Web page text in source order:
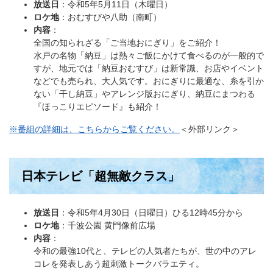
放送日 ：令和5年5月11日（木曜日）
ロケ地：おむすびや八助（南町）
内容 ：
全国の知られざる「ご当地おにぎり」をご紹介！
水戸の名物「納豆」は熱々ご飯にかけて食べるのが一般的で
すが、地元では「納豆おむすび」は新常識、お店やイベント
などでも売られ、大人気です。おにぎりに最適な、糸を引か
ない「干し納豆」やアレンジ版おにぎり、納豆にまつわる
『ほっこりエピソード』も紹介！
※番組の詳細は、こちらからご覧ください。 ＜外部リンク＞
日本テレビ「超無敵クラス」
放送日 ：令和5年4月30日（日曜日）ひる12時45分から
ロケ地：千波公園 黄門像前広場
内容 ：
令和の最強10代と、テレビの人気者たちが、世の中のアレ
コレを発表しあう超刺激トークバラエティ。